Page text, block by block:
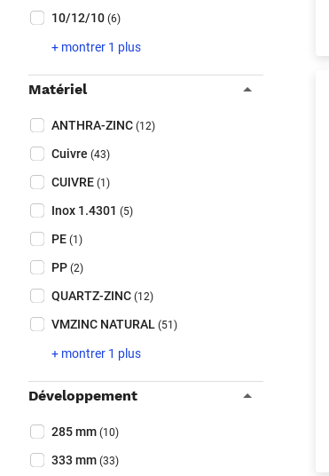
10/12/10 (6)
+ montrer 1 plus
Matériel
Matériel (Optionnel)
ANTHRA-ZINC (12)
Cuivre (43)
CUIVRE (1)
Inox 1.4301 (5)
PE (1)
PP (2)
QUARTZ-ZINC (12)
VMZINC NATURAL (51)
+ montrer 1 plus
Développement
Développement
285 mm (10)
333 mm (33)